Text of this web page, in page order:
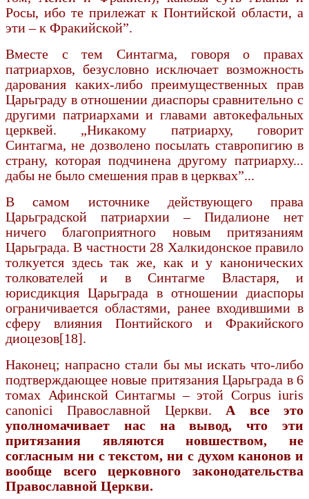
Росы, ибо те прилежат к Понтийской области, а
эти – к Фракийской”.
Вместе с тем Синтагма, говоря о правах
патриархов, безусловно исключает возможность
дарования каких-либо преимущественных прав
Царьграду в отношении диаспоры сравнительно с
другими патриархами и главами автокефальных
церквей. „Никакому патриарху, говорит
Синтагма, не дозволено посылать ставропигию в
страну, ко­торая подчинена другому патриарху...
дабы не было смешения прав в церквах”...
В самом источнике действующего права
Царьградской патриархии – Пидалионе нет
ничего благоприятного новым притязаниям
Царьграда. В частности 28 Халкидонское правило
толкуется здесь так же, как и у канонических
толкователей и в Синтагме Властаря, и
юрисдикция Царьграда в отношении диаспоры
ограничивается областями, ранее входившими в
сферу влияния Понтийского и Фракийского
диоцезов[18].
Наконец; напрасно стали бы мы искать что-либо
подтверждающее новые притязания Царьграда в 6
томах Афинской Синтагмы – этой Соrpus іuris
саnonici Православной Церкви. А все это
уполномачивает нас на вывод, что эти
притязания являются новшеством, не
согласным ни с тек­стом, ни с духом канонов и
вообще всего церковного законодательства
Православной Церкви.